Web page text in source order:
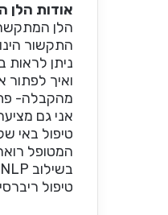
אודות
הלן
התקשור
ניתן
ואיך לפתור
מהקבלה-
אני גם
טיפול באי
המטופל
בשילוב NLP.
טיפול